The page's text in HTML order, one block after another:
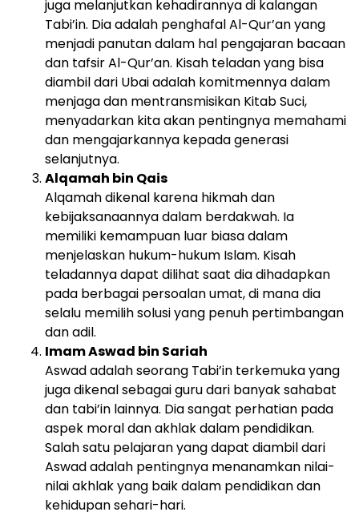
juga melanjutkan kehadirannya di kalangan
Tabi’in. Dia adalah penghafal Al-Qur’an yang
menjadi panutan dalam hal pengajaran bacaan
dan tafsir Al-Qur’an. Kisah teladan yang bisa
diambil dari Ubai adalah komitmennya dalam
menjaga dan mentransmisikan Kitab Suci,
menyadarkan kita akan pentingnya memahami
dan mengajarkannya kepada generasi
selanjutnya.
Alqamah bin Qais
Alqamah dikenal karena hikmah dan
kebijaksanaannya dalam berdakwah. Ia
memiliki kemampuan luar biasa dalam
menjelaskan hukum-hukum Islam. Kisah
teladannya dapat dilihat saat dia dihadapkan
pada berbagai persoalan umat, di mana dia
selalu memilih solusi yang penuh pertimbangan
dan adil.
Imam Aswad bin Sariah
Aswad adalah seorang Tabi’in terkemuka yang
juga dikenal sebagai guru dari banyak sahabat
dan tabi’in lainnya. Dia sangat perhatian pada
aspek moral dan akhlak dalam pendidikan.
Salah satu pelajaran yang dapat diambil dari
Aswad adalah pentingnya menanamkan nilai-
nilai akhlak yang baik dalam pendidikan dan
kehidupan sehari-hari.